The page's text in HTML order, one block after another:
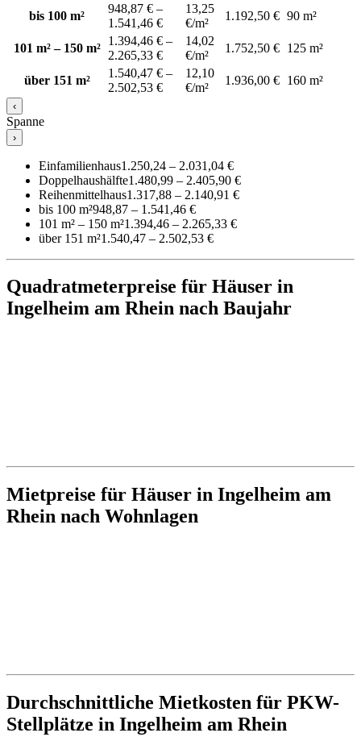
bis 100 m²
948,87 € –
1.541,46 €
13,25
€/m²
1.192,50 € 90 m²
101 m² – 150 m²
1.394,46 € –
2.265,33 €
14,02
€/m²
1.752,50 € 125 m²
über 151 m²
1.540,47 € –
2.502,53 €
12,10
€/m²
1.936,00 € 160 m²
‹
Spanne
›
Einfamilienhaus1.250,24 – 2.031,04 €
Doppelhaushälfte1.480,99 – 2.405,90 €
Reihenmittelhaus1.317,88 – 2.140,91 €
bis 100 m²948,87 – 1.541,46 €
101 m² – 150 m²1.394,46 – 2.265,33 €
über 151 m²1.540,47 – 2.502,53 €
Quadratmeterpreise für Häuser in
Ingelheim am Rhein nach Baujahr
Mietpreise für Häuser in Ingelheim am
Rhein nach Wohnlagen
Durchschnittliche Mietkosten für PKW-
Stellplätze in Ingelheim am Rhein